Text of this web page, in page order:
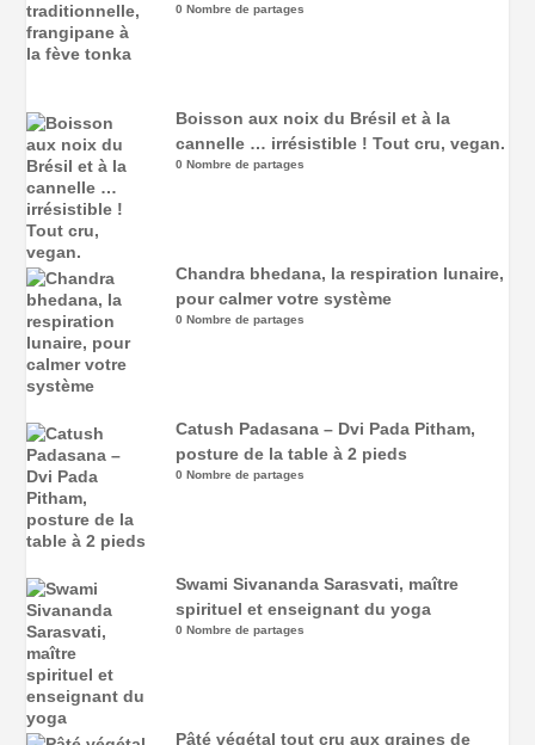
0 Nombre de partages
Boisson aux noix du Brésil et à la
cannelle … irrésistible ! Tout cru, vegan.
0 Nombre de partages
Chandra bhedana, la respiration lunaire,
pour calmer votre système
0 Nombre de partages
Catush Padasana – Dvi Pada Pitham,
posture de la table à 2 pieds
0 Nombre de partages
Swami Sivananda Sarasvati, maître
spirituel et enseignant du yoga
0 Nombre de partages
Pâté végétal tout cru aux graines de